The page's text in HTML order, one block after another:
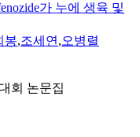
가 누에 생육 및
봉,조세연,오병렬
회 논문집